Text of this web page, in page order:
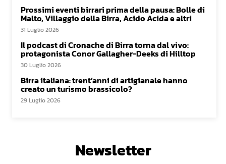
Prossimi eventi birrari prima della pausa: Bolle di
Malto, Villaggio della Birra, Acido Acida e altri
31 Luglio 2026
Il podcast di Cronache di Birra torna dal vivo:
protagonista Conor Gallagher-Deeks di Hilltop
30 Luglio 2026
Birra italiana: trent’anni di artigianale hanno
creato un turismo brassicolo?
29 Luglio 2026
Newsletter